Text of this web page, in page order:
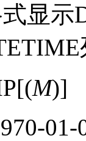
显示
M)]
01-